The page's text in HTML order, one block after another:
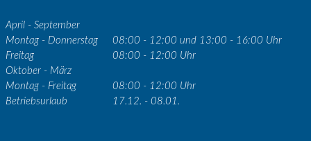
April - September
Montag - Donnerstag
08:00 - 12:00 und 13:00 - 16:00 Uhr
Freitag
08:00 - 12:00 Uhr
Oktober - März
Montag - Freitag
08:00 - 12:00 Uhr
Betriebsurlaub
17.12. - 08.01.